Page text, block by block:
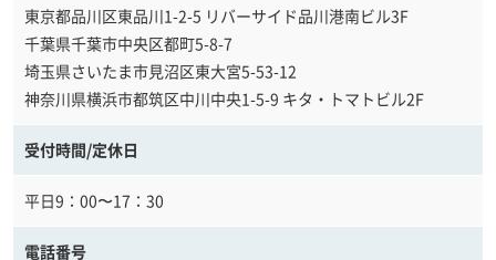
東京都品川区東品川1-2-5 リバーサイド品川港南ビル3F
千葉県千葉市中央区都町5-8-7
埼玉県さいたま市見沼区東大宮5-53-12
神奈川県横浜市都筑区中川中央1-5-9 キタ・トマトビル2F
受付時間/定休日
平日9：00〜17：30
電話番号